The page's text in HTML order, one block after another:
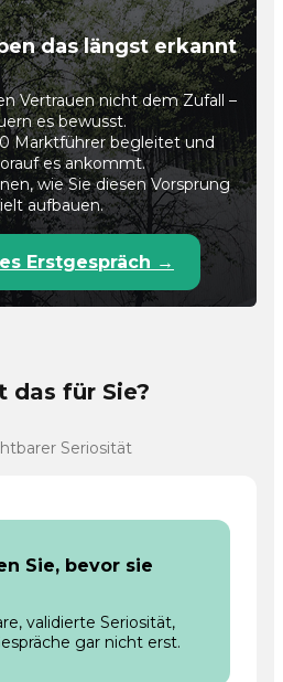
das längst erkannt
Vertrauen nicht dem Zufall –
es bewusst.
Marktführer begleitet und
es ankommt.
wie Sie diesen Vorsprung
aufbauen.
Erstgespräch →
das für Sie?
Seriosität
Sie, bevor sie
validierte Seriosität,
gar nicht erst.